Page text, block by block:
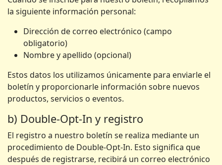
la siguiente información personal:
Dirección de correo electrónico (campo
obligatorio)
Nombre y apellido (opcional)
Estos datos los utilizamos únicamente para enviarle el
boletín y proporcionarle información sobre nuevos
productos, servicios o eventos.
b) Double-Opt-In y registro
El registro a nuestro boletín se realiza mediante un
procedimiento de Double-Opt-In. Esto significa que
después de registrarse, recibirá un correo electrónico